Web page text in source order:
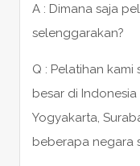
A : Dimana saja
selenggarakan?
Q : Pelatihan
besar di
Yogyakarta,
beberapa negara